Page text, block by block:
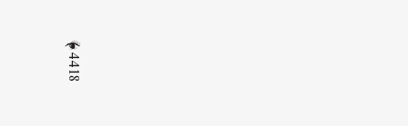
4418